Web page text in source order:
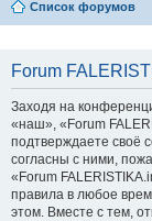
Список форумов
Forum
Заходя на
«наш», «Forum
подтверждаете своё
согласны с ними,
«Forum
правила в любое
этом. Вместе с тем,